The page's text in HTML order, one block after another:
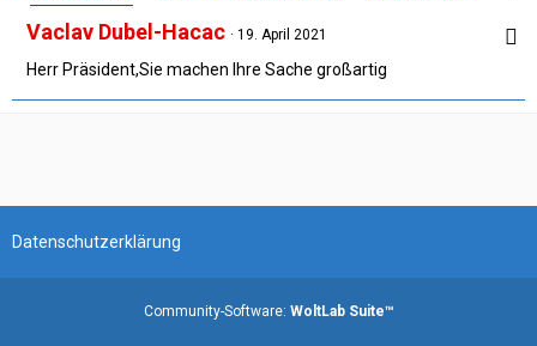
Vaclav Dubel-Hacac 19. April 2021
Herr Präsident,Sie machen Ihre Sache großartig
Datenschutzerklärung
Community-Software: WoltLab Suite™